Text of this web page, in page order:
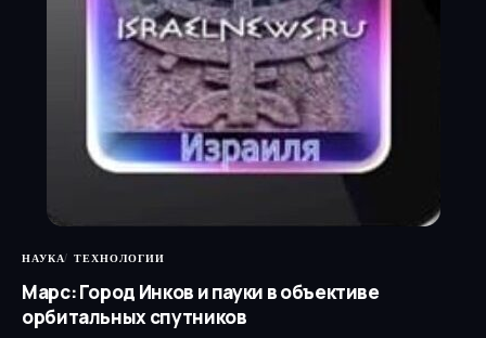
НАУКА ТЕХНОЛОГИИ
Марс: Город Инков и пауки в объективе
орбитальных спутников